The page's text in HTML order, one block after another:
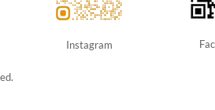
Instagram